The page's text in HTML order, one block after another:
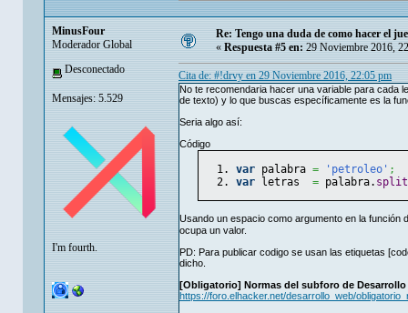
MinusFour
Moderador Global
Desconectado
Mensajes: 5.529
I'm fourth.
Re: Tengo una duda de como hacer el
« Respuesta #5 en: 29 Noviembre 2016,
Cita de: #!drvy en 29 Noviembre 2016, 22:05 pm
No te recomendaria hacer una variable para cada
de texto) y lo que buscas específicamente es la
Seria algo así:
Código
var palabra = 'petroleo' ;
var letras = palabra. split
Usando un espacio como argumento en la función
ocupa un valor.
PD: Para publicar codigo se usan las etiquetas
dicho.
[Obligatorio] Normas del subforo de Desarrollo
https://foro.elhacker.net/desarrollo_web/